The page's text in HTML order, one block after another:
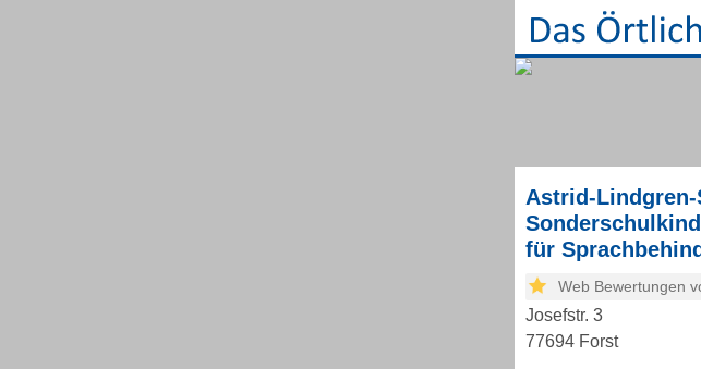
Astrid-
für
Web Bewertungen
Josefstr. 3
77694 Forst